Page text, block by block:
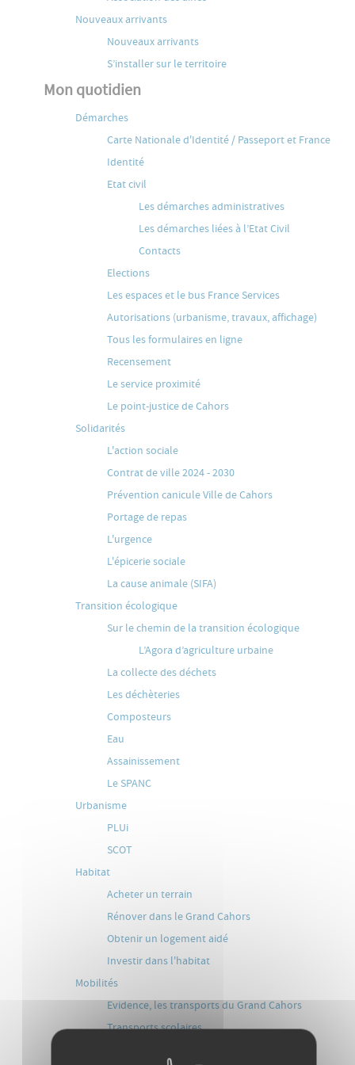
Nouveaux arrivants
Nouveaux arrivants
S’installer sur le territoire
Mon quotidien
Démarches
Carte Nationale d'Identité / Passeport et France
Identité
Etat civil
Les démarches administratives
Les démarches liées à l’Etat Civil
Contacts
Elections
Les espaces et le bus France Services
Autorisations (urbanisme, travaux, affichage)
Tous les formulaires en ligne
Recensement
Le service proximité
Le point-justice de Cahors
Solidarités
L'action sociale
Contrat de ville 2024 - 2030
Prévention canicule Ville de Cahors
Portage de repas
L'urgence
L'épicerie sociale
La cause animale (SIFA)
Transition écologique
Sur le chemin de la transition écologique
L’Agora d’agriculture urbaine
La collecte des déchets
Les déchèteries
Composteurs
Eau
Assainissement
Le SPANC
Urbanisme
PLUi
SCOT
Habitat
Acheter un terrain
Rénover dans le Grand Cahors
Obtenir un logement aidé
Investir dans l'habitat
Mobilités
Evidence, les transports du Grand Cahors
Transports scolaires